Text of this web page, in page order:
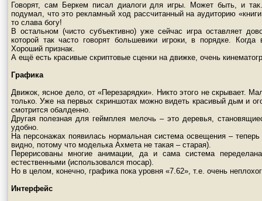
Говорят, сам Беркем писал диалоги для игры. Может быть, и
подумал, что это рекламный ход рассчитанный на аудиторию
то слава богу!
В остальном (чисто субъективно) уже сейчас игра оставляет
которой так часто говорят большевики игроки, в порядке.
Хороший признак.
А ещё есть красивые скриптовые сценки на движке, очень
Графика
Движок, ясное дело, от «Перезарядки». Никто этого не скрывает.
только. Уже на первых скриншотах можно видеть красивый дым и
смотрится обалденно.
Другая полезная для геймплея мелочь – это деревья,
удобно.
На персонажах появилась нормальная система освещения –
видно, потому что моделька Ахмета не такая – старая).
Перерисованы многие анимации, да и сама система
естественными (использовался mocap).
Но в целом, конечно, графика пока уровня «7.62», т.е. очень
Интерфейс